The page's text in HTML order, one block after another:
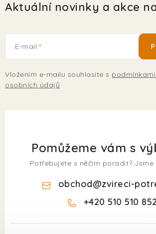
Aktuální novinky a akce
E-mail
Vložením e-mailu souhlasíte s
osobních údajů
Pomůžeme vám s
Potřebujete s něčím poradit? Jsme
obchod@zvireci-
+420 510 510 852